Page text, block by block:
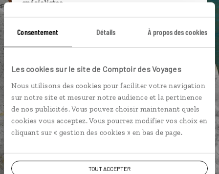
Consentement Détails À propos des cookies
Les cookies sur le site de Comptoir des Voyages
Nous utilisons des cookies pour faciliter votre navigation
sur notre site et mesurer notre audience et la pertinence
de nos publicités. Vous pouvez choisir maintenant quels
cookies vous acceptez. Vous pourrez modifier vos choix en
cliquant sur « gestion des cookies » en bas de page.
TOUT ACCEPTER
spécialistes
près de vos envies et de la réalité du pays.
connectés en agence, mais aussi par email ou
Vous gardez le même interlocuteur avant,
pendant et après votre voyage.
DEMANDER UN DEVIS